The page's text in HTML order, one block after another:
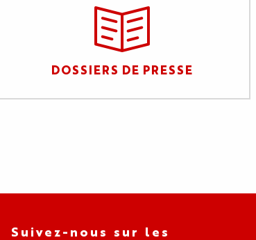
DOSSIERS DE PRESSE
Suivez-nous sur les